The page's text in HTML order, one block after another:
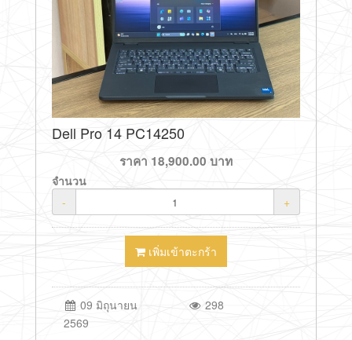
Dell Pro 14 PC14250
ราคา 18,900.00 บาท
จำนวน
-
+
เพิ่มเข้าตะกร้า
09 มิถุนายน
2569
298